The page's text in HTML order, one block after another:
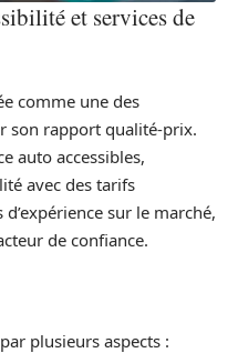
et services de
comme une des
son rapport qualité-prix.
auto accessibles,
avec des tarifs
sur le marché,
de confiance.
plusieurs aspects :